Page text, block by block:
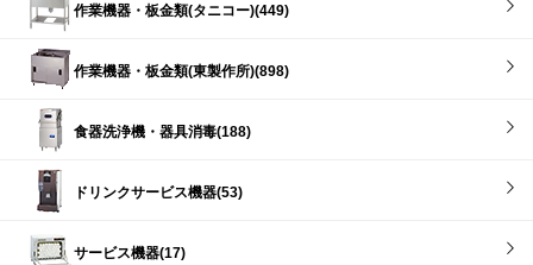
作業機器・板金類(タニコー)(449)
作業機器・板金類(東製作所)(898)
食器洗浄機・器具消毒(188)
ドリンクサービス機器(53)
サービス機器(17)